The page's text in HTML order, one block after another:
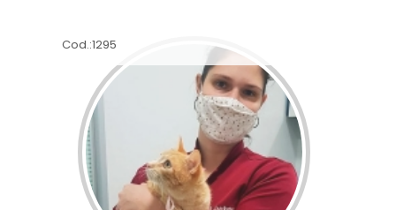
Cod.:1295